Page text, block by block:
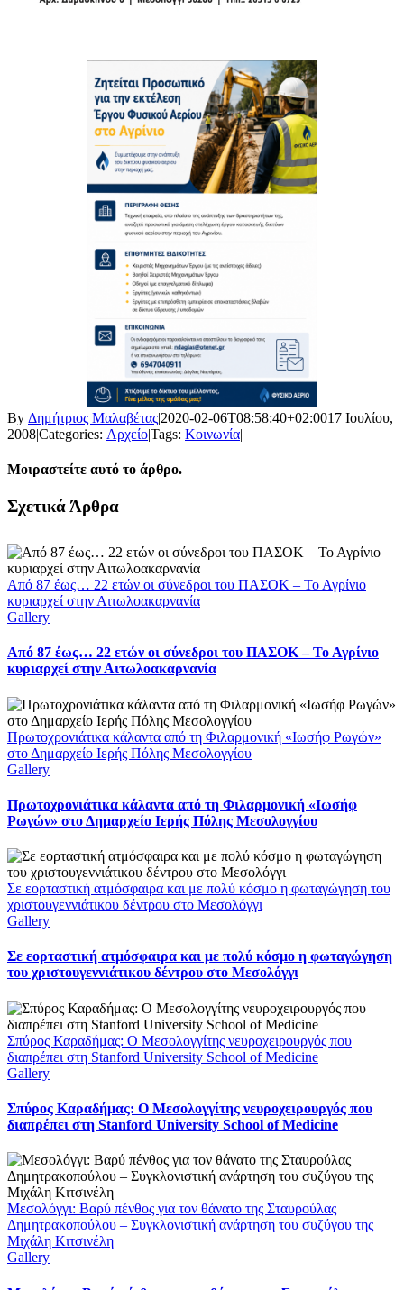
By Δημήτριος Μαλαβέτας|2020-02-06T08:58:40+02:0017 Ιουλίου,
2008|Categories: Αρχείο|Tags: Κοινωνία|
Μοιραστείτε αυτό το άρθρο.
Facebook
X
LinkedIn
WhatsApp
Email
Σχετικά Άρθρα
Από 87 έως… 22 ετών οι σύνεδροι του ΠΑΣΟΚ – Το Αγρίνιο
κυριαρχεί στην Αιτωλοακαρνανία
Gallery
Από 87 έως… 22 ετών οι σύνεδροι του ΠΑΣΟΚ – Το Αγρίνιο
κυριαρχεί στην Αιτωλοακαρνανία
Πρωτοχρονιάτικα κάλαντα από τη Φιλαρμονική «Ιωσήφ Ρωγών»
στο Δημαρχείο Ιερής Πόλης Μεσολογγίου
Gallery
Πρωτοχρονιάτικα κάλαντα από τη Φιλαρμονική «Ιωσήφ
Ρωγών» στο Δημαρχείο Ιερής Πόλης Μεσολογγίου
Σε εορταστική ατμόσφαιρα και με πολύ κόσμο η φωταγώγηση του
χριστουγεννιάτικου δέντρου στο Μεσολόγγι
Gallery
Σε εορταστική ατμόσφαιρα και με πολύ κόσμο η φωταγώγηση
του χριστουγεννιάτικου δέντρου στο Μεσολόγγι
Σπύρος Καραδήμας: Ο Μεσολογγίτης νευροχειρουργός που
διαπρέπει στη Stanford University School of Medicine
Gallery
Σπύρος Καραδήμας: Ο Μεσολογγίτης νευροχειρουργός που
διαπρέπει στη Stanford University School of Medicine
Μεσολόγγι: Βαρύ πένθος για τον θάνατο της Σταυρούλας
Δημητρακοπούλου – Συγκλονιστική ανάρτηση του συζύγου της
Μιχάλη Κιτσινέλη
Gallery